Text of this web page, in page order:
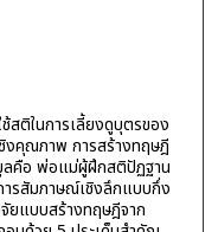
สติในการเลี้ยงดูบุตรของ
งคุณภาพ การสร้างทฤษฎี
ลคือ พ่อแม่ผู้ฝึกสติปัฏฐาน
ารสัมภาษณ์เชิงลึกแบบกึ่ง
ยแบบสร้างทฤษฎีจาก